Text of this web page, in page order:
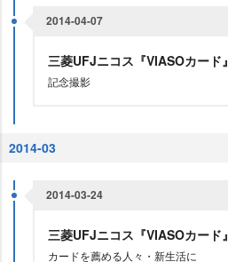
2014-04-07
三菱UFJニコス『VIASOカード』
記念撮影
2014-03
2014-03-24
三菱UFJニコス『VIASOカード』
カードを薦める人々・新生活に